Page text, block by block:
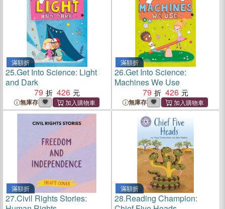
滿額折
25.Get Into Science: Light
and Dark
79
426
無庫存
滿額折
26.Get Into Science:
Machines We Use
79
426
無庫存
滿額折
27.Civil Rights Stories:
滿額折
28.Reading Champion: